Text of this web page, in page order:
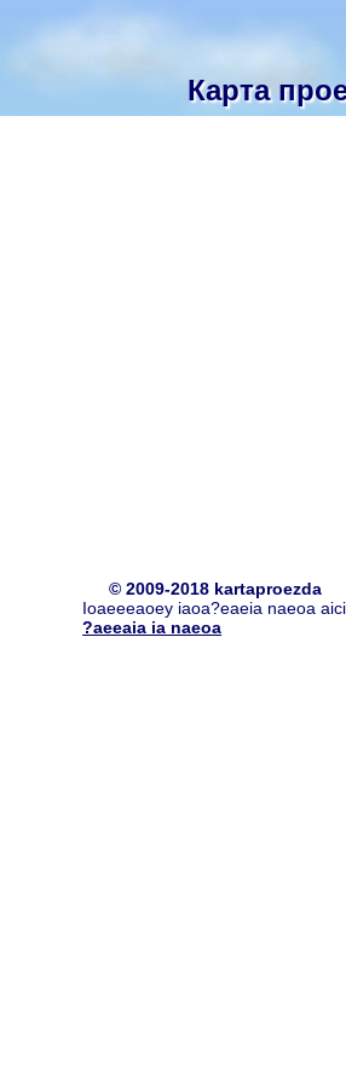
Карта
© 2009-2018 kartaproezda
Ioaeeeaoey iaoa?eaeia naeoa
?aeeaia ia naeoa